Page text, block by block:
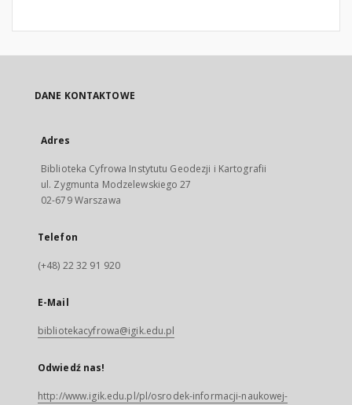
DANE KONTAKTOWE
Adres
Biblioteka Cyfrowa Instytutu Geodezji i Kartografii
ul. Zygmunta Modzelewskiego 27
02-679 Warszawa
Telefon
(+48) 22 32 91 920
E-Mail
bibliotekacyfrowa@igik.edu.pl
Odwiedź nas!
http://www.igik.edu.pl/pl/osrodek-informacji-naukowej-